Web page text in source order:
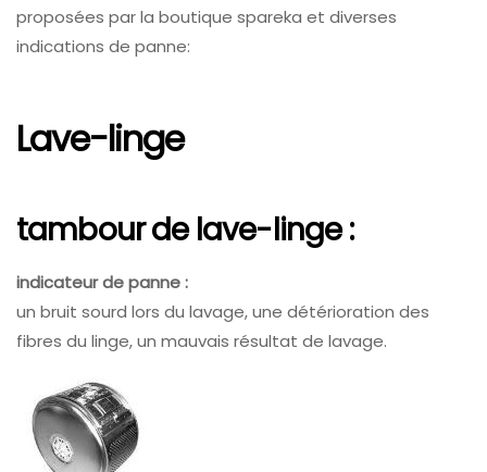
proposées par la boutique spareka et diverses
indications de panne:
Lave-linge
tambour de lave-linge :
indicateur de panne :
un bruit sourd lors du lavage, une détérioration des
fibres du linge, un mauvais résultat de lavage.